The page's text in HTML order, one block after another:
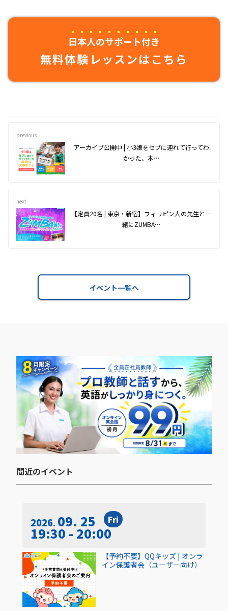
日本人のサポート付き
無料体験レッスンはこちら
previous
アーカイブ公開中 | 小3娘をセブに連れて行ってわ
かった、本…
next
【定員20名 | 東京・新宿】フィリピン人の先生と一
緒にZUMBA…
イベント一覧へ
間近のイベント​
2026 09. 25 Fri
19:30 - 20:00
【予約不要】QQキッズ | オンラ
イン保護者会（ユーザー向け）